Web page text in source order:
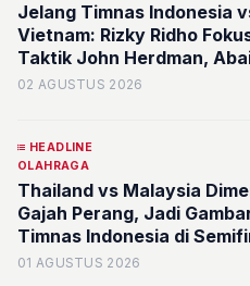
Jelang Timnas Indonesia
Vietnam: Rizky Ridho
Taktik John Herdman,
Rivalitas di Piala AFF 2026
02 AGUSTUS 2026
HEADLINE
OLAHRAGA
Thailand vs Malaysia
Gajah Perang, Jadi
Timnas Indonesia di
AFF 2026?
01 AGUSTUS 2026